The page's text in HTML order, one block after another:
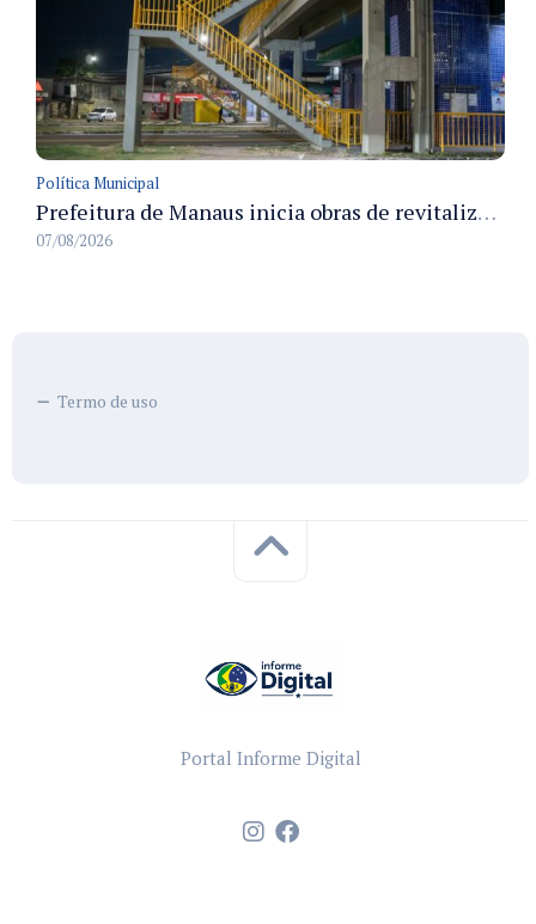
Política Municipal
Prefeitura de Manaus inicia obras de revitalização na passarela Max Teixeira para ampliar segurança e mobilidade urbana
07/08/2026
Termo de uso
Portal Informe Digital